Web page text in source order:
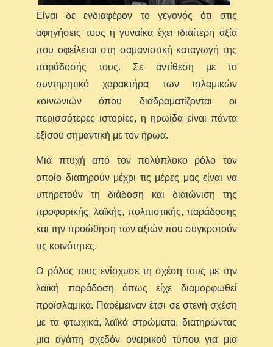
Είναι δε ενδιαφέρον το γεγονός ότι στις
αφηγήσεις τους η γυναίκα έχει ιδιαίτερη αξία
που οφείλεται στη σαμανιστική καταγωγή της
παράδοσής τους. Σε αντίθεση με το
συντηρητικό χαρακτήρα των ισλαμικών
κοινωνιών όπου διαδραματίζονται οι
περισσότερες ιστορίες, η ηρωίδα είναι πάντα
εξίσου σημαντική με τον ήρωα.
Μια πτυχή από τον πολύπλοκο ρόλο τον
οποίο διατηρούν μέχρι τις μέρες μας είναι να
υπηρετούν τη διάδοση και διαιώνιση της
προφορικής, λαϊκής, πολιτιστικής, παράδοσης
και την προώθηση των αξιών που συγκροτούν
τις κοινότητες.
Ο ρόλος τους ενίσχυσε τη σχέση τους με την
λαϊκή παράδοση όπως είχε διαμορφωθεί
προϊσλαμικά. Παρέμειναν έτσι σε στενή σχέση
με τα φτωχικά, λαϊκά στρώματα, διατηρώντας
μια αγάπη σχεδόν ονειρικού τύπου για μια